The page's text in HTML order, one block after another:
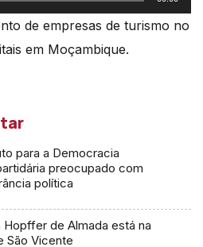
de empresas de turismo no
em Moçambique.
para a Democracia
preocupado com
política
Hopffer de Almada está na
São Vicente